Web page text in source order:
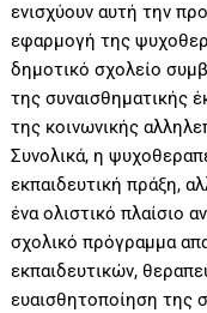
ενισχύουν αυτή την
εφαρμογή της
δημοτικό σχολείο
της συναισθηματικής
της κοινωνικής
Συνολικά, η
εκπαιδευτική πράξη,
ένα ολιστικό πλαίσιο
σχολικό πρόγραμμα
εκπαιδευτικών,
ευαισθητοποίηση της